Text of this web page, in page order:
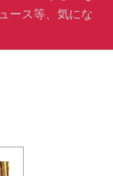
ース等、気にな